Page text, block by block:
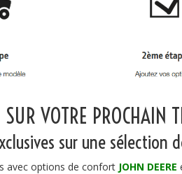
SUR VOTRE PROCHAIN
sur une sélection
avec options de confort JOHN DEERE